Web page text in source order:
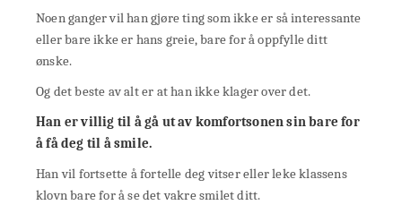
Noen ganger vil han gjøre ting som ikke er så interessante
eller bare ikke er hans greie, bare for å oppfylle ditt
ønske.
Og det beste av alt er at han ikke klager over det.
Han er villig til å gå ut av komfortsonen sin bare for
å få deg til å smile.
Han vil fortsette å fortelle deg vitser eller leke klassens
klovn bare for å se det vakre smilet ditt.